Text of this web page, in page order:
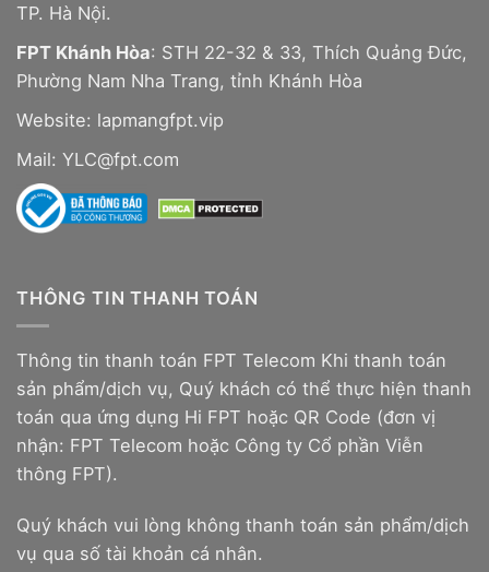
TP. Hà Nội.
FPT Khánh Hòa: STH 22-32 & 33, Thích Quảng Đức,
Phường Nam Nha Trang, tỉnh Khánh Hòa
Website: lapmangfpt.vip
Mail: YLC@fpt.com
THÔNG TIN THANH TOÁN
Thông tin thanh toán FPT Telecom Khi thanh toán
sản phẩm/dịch vụ, Quý khách có thể thực hiện thanh
toán qua ứng dụng Hi FPT hoặc QR Code (đơn vị
nhận: FPT Telecom hoặc Công ty Cổ phần Viễn
thông FPT).
Quý khách vui lòng không thanh toán sản phẩm/dịch
vụ qua số tài khoản cá nhân.